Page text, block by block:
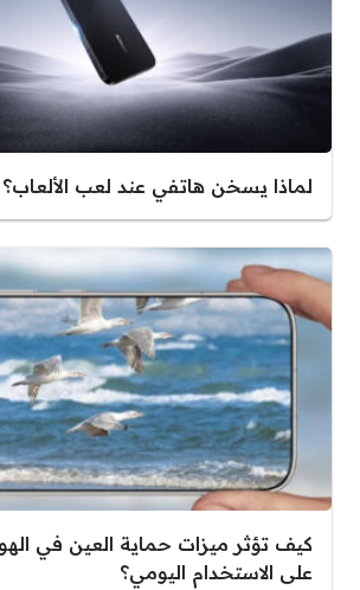
لماذا يسخن هاتفي عند لعب الألعاب؟
كيف تؤثر ميزات حماية العين في
على الاستخدام اليومي؟